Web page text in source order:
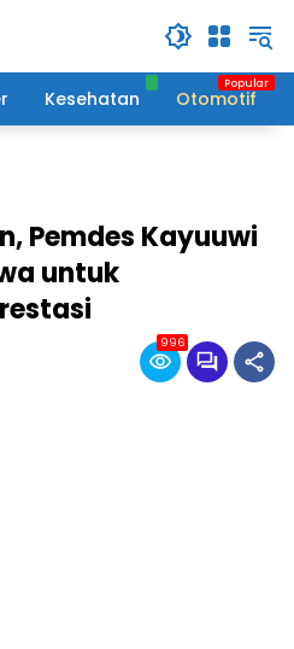
Kesehatan Otomotif
Pemdes Kayuuwi
untuk
996